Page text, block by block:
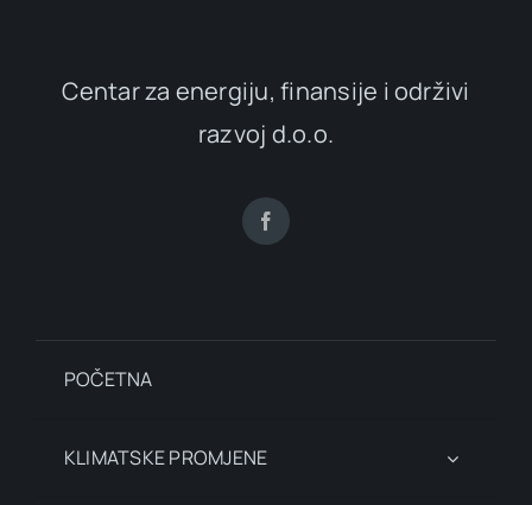
Centar za energiju, finansije i održivi
razvoj d.o.o.
POČETNA
KLIMATSKE PROMJENE